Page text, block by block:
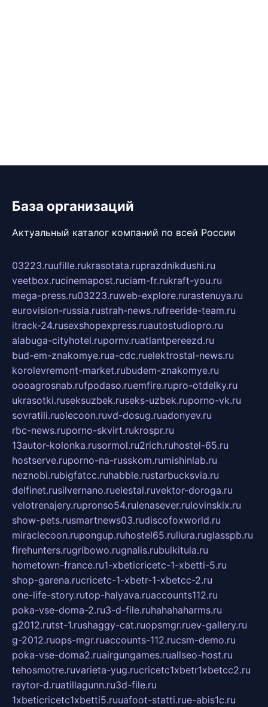
База организаций
Актуальный каталог компаний по всей России
03223.ruufille.rukrasotata.ruprazdnikdushi.ru
veetbox.rucinemapost.ruciam-fr.rukraft-you.ru
mega-press.ru03223.ruweb-explore.rurastenuya.ru
eurovision-russia.rustrah-news.rufreeride-team.ru
itrack-24.rusexshopexpress.ruautostudiopro.ru
alabuga-cityhotel.rupornv.ruatlantpereezd.ru
bud-em-znakomye.rua-cdc.ruelektrostal-news.ru
korolevremont-market.rubudem-znakomye.ru
oooagrosnab.rufpodaso.ruemfire.rupro-otdelky.ru
ukrasotki.ruseksuzbek.ruseks-uzbek.ruporno-vk.ru
sovratili.ruolecoon.ruvd-dosug.ruadonyev.ru
rbc-news.ruporno-skvirt.rukrospr.ru
13autor-kolonka.rusormol.ru2rich.ruhostel-65.ru
hostserve.ruporno-na-russkom.rumishinlab.ru
neznobi.rubigfatcc.ruhabble.rustarbucksvia.ru
delfinet.rusilvernano.ruelestal.ruvektor-doroga.ru
velotrenajery.rupronso54.rulenasever.rulovinskix.ru
show-pets.rusmartnews03.rudiscofoxworld.ru
miraclecoon.rupongup.ruhostel65.ruliura.ruglasspb.ru
firehunters.rugribowo.rugnalis.rubulkitula.ru
hometown-france.ru1-xbeticricetc-1-xbetti-5.ru
shop-garena.rucricetc-1-xbetr-1-xbetcc-2.ru
one-life-story.rutop-halyava.ruaccounts112.ru
poka-vse-doma-2.ru3-d-file.ruhahahaharms.ru
g2012.rutst-1.rushaggy-cat.ruopsmgr.ruev-gallery.ru
g-2012.ruops-mgr.ruaccounts-112.rucsm-demo.ru
poka-vse-doma2.ruairgungames.ruallseo-host.ru
tehosmotre.ruvarieta-yug.rucricetc1xbetr1xbetcc2.ru
raytor-d.ruatillagunn.ru3d-file.ru
1xbeticricetc1xbetti5.ruuafoot-statti.rue-abis1c.ru